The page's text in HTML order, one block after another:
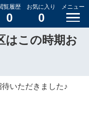
覧履歴
0
お気に入り
0
メニュー
はこの時期お
いただきました♪